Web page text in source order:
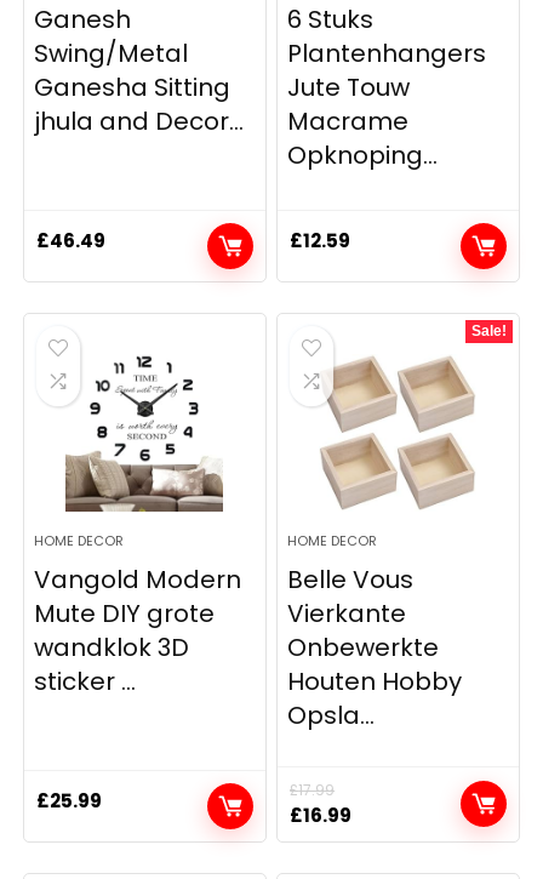
Ganesh
Swing/Metal
Ganesha Sitting
jhula and Decor...
£46.49
6 Stuks
Plantenhangers
Jute Touw
Macrame
Opknoping...
£12.59
HOME DECOR
Vangold Modern
Mute DIY grote
wandklok 3D
sticker ...
£25.99
Sale!
HOME DECOR
Belle Vous
Vierkante
Onbewerkte
Houten Hobby
Opsla...
£17.99
Original
price
was:
£16.99
price
is: